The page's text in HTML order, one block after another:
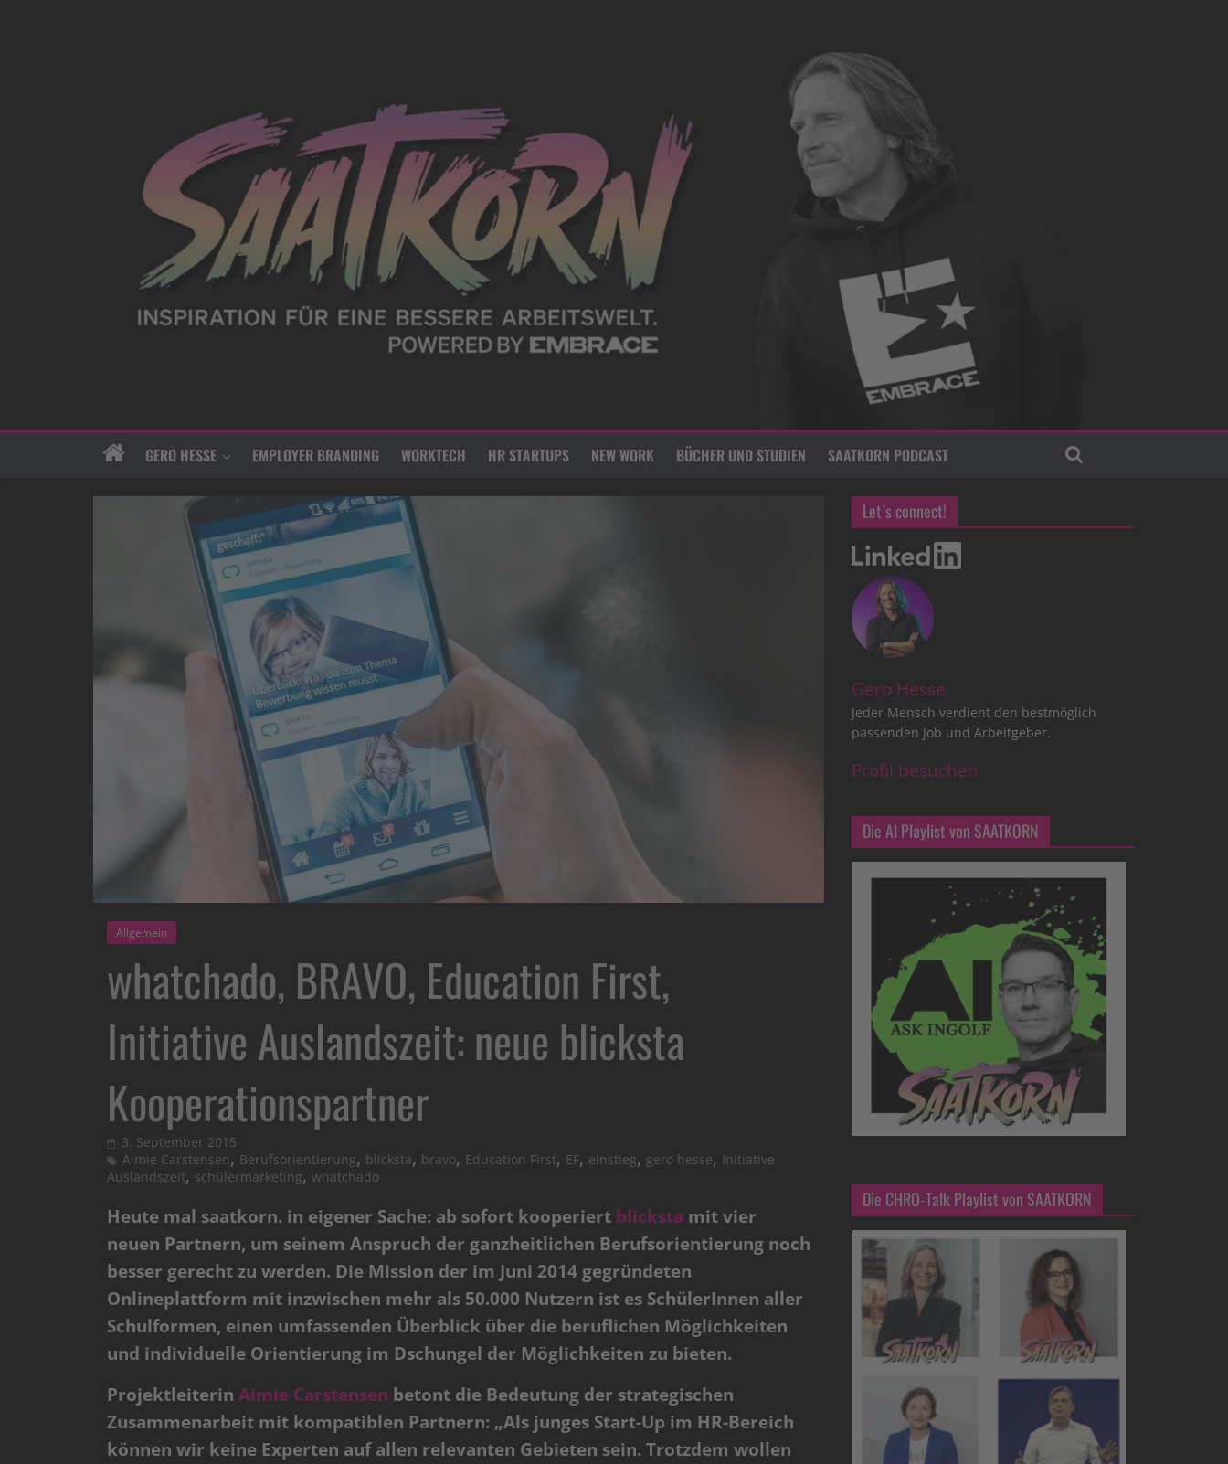
GERO HESSE EMPLOYER BRANDING WORKTECH HR STARTUPS NEW WORK BÜCHER UND STUDIEN SAATKORN PODCAST
Allgemein
whatchado, BRAVO, Education First,
Initiative Auslandszeit: neue blicksta
Kooperationspartner
3. September 2015
Aimie Carstensen, Berufsorientierung, blicksta, bravo, Education First, EF, einstieg, gero hesse, Initiative
Auslandszeit, schülermarketing, whatchado
Heute mal saatkorn. in eigener Sache: ab sofort kooperiert blicksta mit vier
neuen Partnern, um seinem Anspruch der ganzheitlichen Berufsorientierung noch
besser gerecht zu werden. Die Mission der im Juni 2014 gegründeten
Onlineplattform mit inzwischen mehr als 50.000 Nutzern ist es SchülerInnen aller
Schulformen, einen umfassenden Überblick über die beruflichen Möglichkeiten
und individuelle Orientierung im Dschungel der Möglichkeiten zu bieten.
Projektleiterin Aimie Carstensen betont die Bedeutung der strategischen
Zusammenarbeit mit kompatiblen Partnern: „Als junges Start-Up im HR-Bereich
können wir keine Experten auf allen relevanten Gebieten sein. Trotzdem wollen
Let’s connect!
Gero Hesse
Jeder Mensch verdient den bestmöglich
passenden Job und Arbeitgeber.
Profil besuchen
Die AI Playlist von SAATKORN
Die CHRO-Talk Playlist von SAATKORN